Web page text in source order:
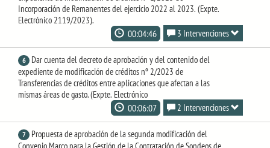
Incorporación de Remanentes del ejercicio 2022 al 2023. (Expte.
Electrónico 2119/2023).
00:04:46 3 Intervenciones
6
Dar cuenta del decreto de aprobación y del contenido del
expediente de modificación de créditos nº 2/2023 de
Transferencias de créditos entre aplicaciones que afectan a las
mismas áreas de gasto. (Expte. Electrónico
00:06:07 2 Intervenciones
7
Propuesta de aprobación de la segunda modificación del